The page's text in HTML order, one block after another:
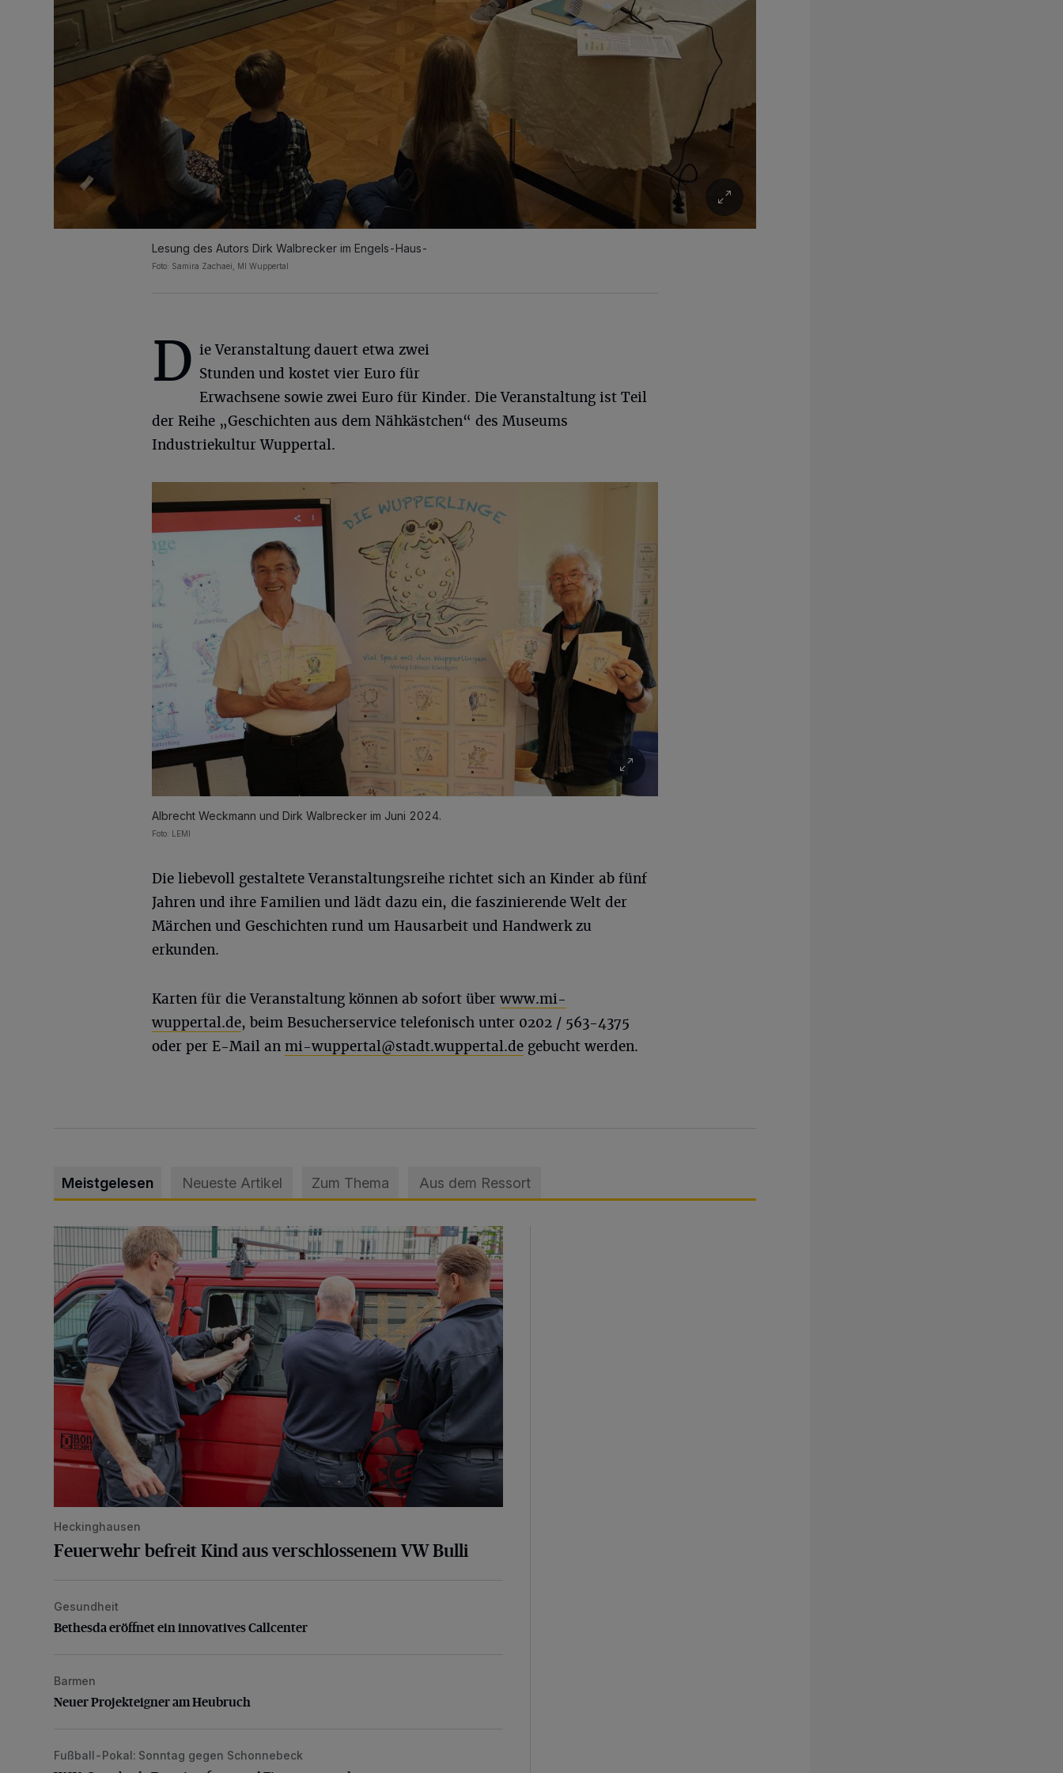
Lesung des Autors Dirk Walbrecker im Engels-Haus-
Foto: Samira Zachaei, MI Wuppertal
D ie Veranstaltung dauert etwa zwei
Stunden und kostet vier Euro für
Erwachsene sowie zwei Euro für Kinder. Die Veranstaltung ist Teil
der Reihe „Geschichten aus dem Nähkästchen“ des Museums
Industriekultur Wuppertal.
Albrecht Weckmann und Dirk Walbrecker im Juni 2024.
Foto: LEMI
Die liebevoll gestaltete Veranstaltungsreihe richtet sich an Kinder ab fünf
Jahren und ihre Familien und lädt dazu ein, die faszinierende Welt der
Märchen und Geschichten rund um Hausarbeit und Handwerk zu
erkunden.
Karten für die Veranstaltung können ab sofort über www.mi-
wuppertal.de, beim Besucherservice telefonisch unter 0202 / 563-4375
oder per E-Mail an mi-wuppertal@stadt.wuppertal.de gebucht werden.
Meistgelesen Neueste Artikel Zum Thema Aus dem Ressort
Feuerwehr befreit Kind aus verschlossenem VW Bulli
Heckinghausen
Feuerwehr befreit Kind aus verschlossenem VW Bulli
Bethesda eröffnet ein innovatives Callcenter
Gesundheit
Bethesda eröffnet ein innovatives Callcenter
Neuer Projekteigner am Heubruch
Barmen
Neuer Projekteigner am Heubruch
WSV: Comeback, Favoritenfrage und Fitnesszustand
Fußball-Pokal: Sonntag gegen Schonnebeck